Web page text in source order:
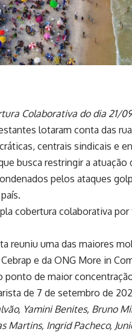
Colaborativa do dia 21/
lotaram conta das
centrais sindicais e
busca restringir a
pelos ataques
cobertura colaborativa
reuniu uma das maiores
e da ONG More in
ponto de maior
de 7 de setembro de
Yamini Benites, Bruno
Martins, Ingrid Pacheco,